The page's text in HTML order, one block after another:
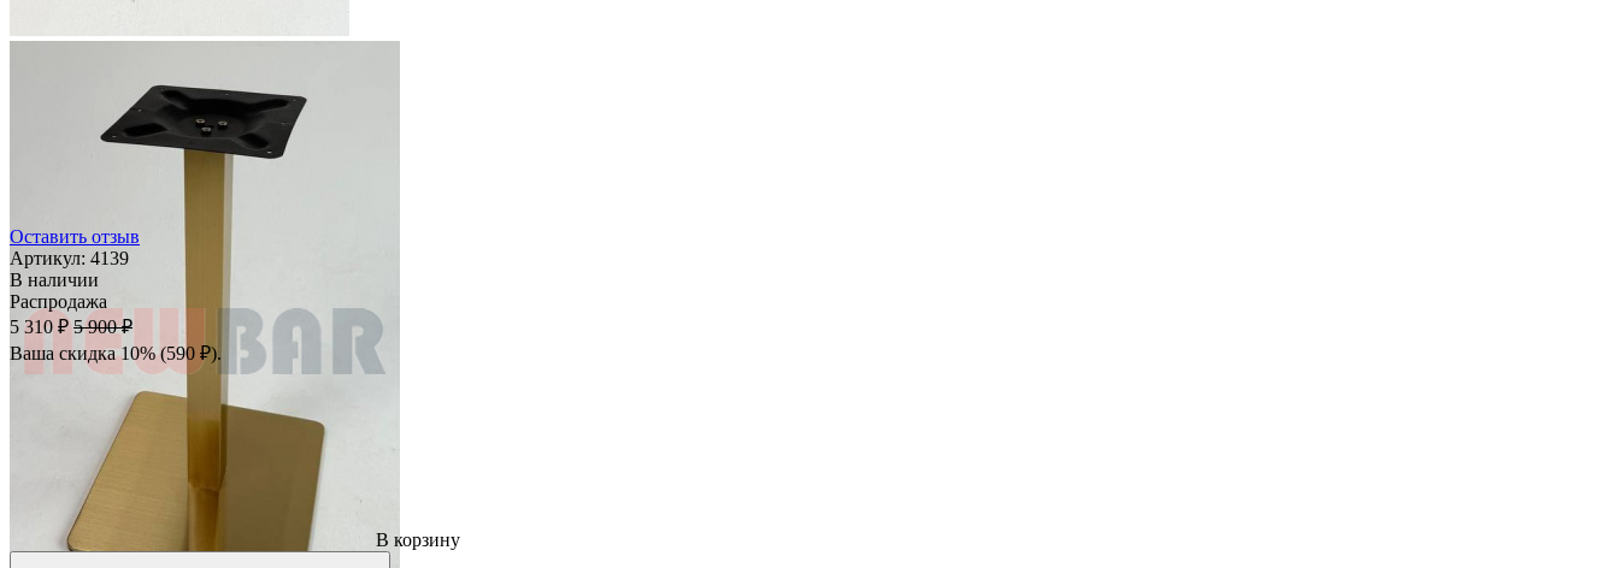
Оставить отзыв
Артикул: 4139
В наличии
Распродажа
5 310 ₽ 5 900 ₽
Ваша скидка 10% (590 ₽).
В корзину